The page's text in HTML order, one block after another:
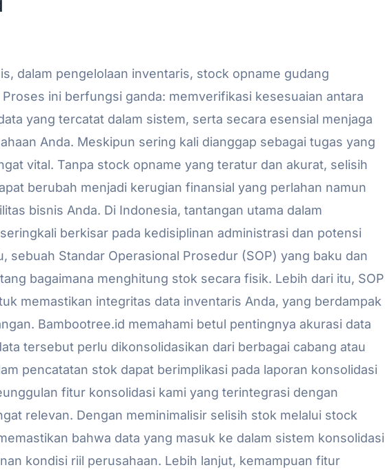
dalam pengelolaan inventaris, stock opname gudang
ini berfungsi ganda: memverifikasi kesesuaian antara
yang tercatat dalam sistem, serta secara esensial menjaga
Anda. Meskipun sering kali dianggap sebagai tugas yang
vital. Tanpa stock opname yang teratur dan akurat, selisih
berubah menjadi kerugian finansial yang perlahan namun
bisnis Anda. Di Indonesia, tantangan utama dalam
berkisar pada kedisiplinan administrasi dan potensi
sebuah Standar Operasional Prosedur (SOP) yang baku dan
bagaimana menghitung stok secara fisik. Lebih dari itu, SOP
memastikan integritas data inventaris Anda, yang berdampak
Bambootree.id memahami betul pentingnya akurasi data
tersebut perlu dikonsolidasikan dari berbagai cabang atau
pencatatan stok dapat berimplikasi pada laporan konsolidasi
fitur konsolidasi kami yang terintegrasi dengan
relevan. Dengan meminimalisir selisih stok melalui stock
bahwa data yang masuk ke dalam sistem konsolidasi
kondisi riil perusahaan. Lebih lanjut, kemampuan fitur